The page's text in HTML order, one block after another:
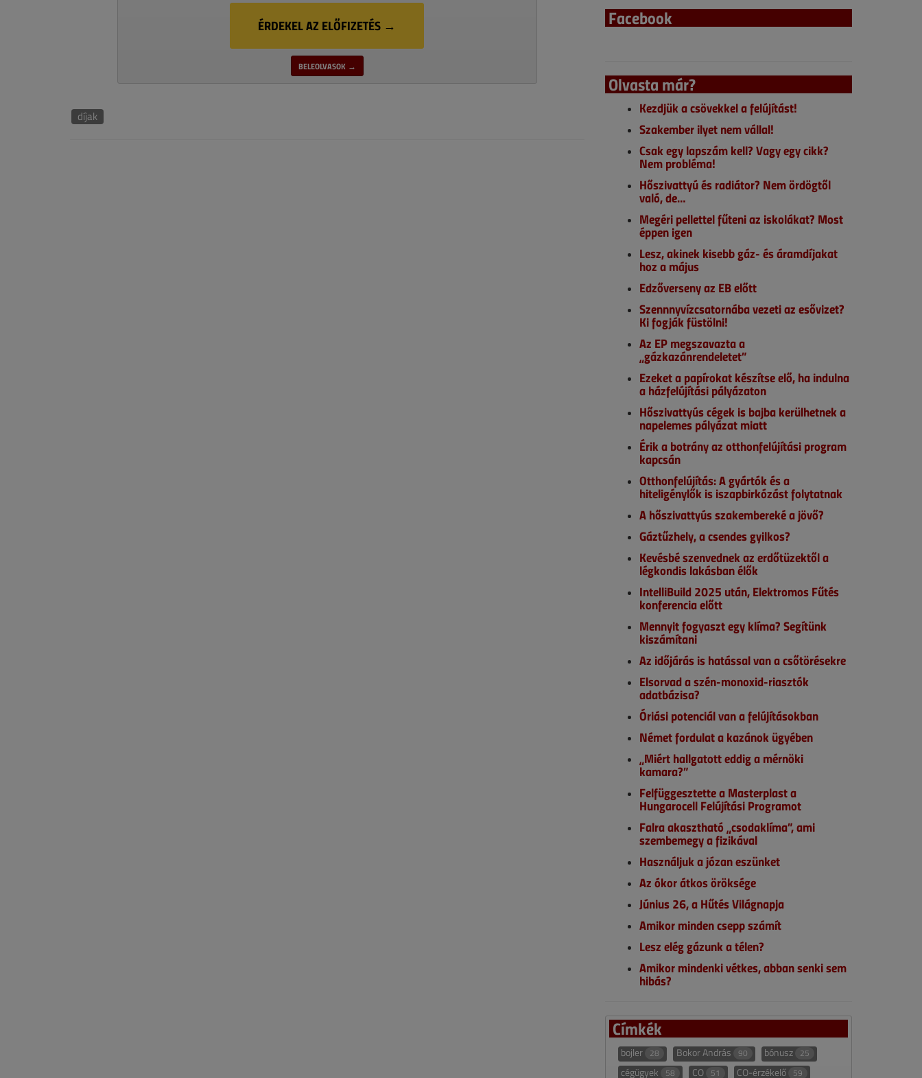
ÉRDEKEL AZ ELŐFIZETÉS →
BELEOLVASOK →
díjak
Facebook
Olvasta már?
Kezdjük a csövekkel a felújítást!
Szakember ilyet nem vállal!
Csak egy lapszám kell? Vagy egy cikk?
Nem probléma!
Hőszivattyú és radiátor? Nem ördögtől
való, de…
Megéri pellettel fűteni az iskolákat? Most
éppen igen
Lesz, akinek kisebb gáz- és áramdíjakat
hoz a május
Edzőverseny az EB előtt
Szennnyvízcsatornába vezeti az esővizet?
Ki fogják füstölni!
Az EP megszavazta a
„gázkazánrendeletet”
Ezeket a papírokat készítse elő, ha indulna
a házfelújítási pályázaton
Hőszivattyús cégek is bajba kerülhetnek a
napelemes pályázat miatt
Érik a botrány az otthonfelújítási program
kapcsán
Otthonfelújítás: A gyártók és a
hiteligénylők is iszapbirkózást folytatnak
A hőszivattyús szakembereké a jövő?
Gáztűzhely, a csendes gyilkos?
Kevésbé szenvednek az erdőtüzektől a
légkondis lakásban élők
IntelliBuild 2025 után, Elektromos Fűtés
konferencia előtt
Mennyit fogyaszt egy klíma? Segítünk
kiszámítani
Az időjárás is hatással van a csőtörésekre
Elsorvad a szén-monoxid-riasztók
adatbázisa?
Óriási potenciál van a felújításokban
Német fordulat a kazánok ügyében
„Miért hallgatott eddig a mérnöki
kamara?”
Felfüggesztette a Masterplast a
Hungarocell Felújítási Programot
Falra akasztható „csodaklíma”, ami
szembemegy a fizikával
Használjuk a józan eszünket
Az ókor átkos öröksége
Június 26, a Hűtés Világnapja
Amikor minden csepp számít
Lesz elég gázunk a télen?
Amikor mindenki vétkes, abban senki sem
hibás?
Címkék
bojler 28 Bokor András 90 bónusz 25
cégügyek 58 CO 51 CO-érzékelő 59